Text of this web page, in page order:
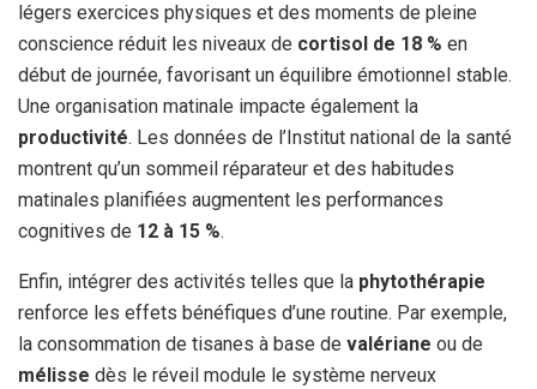
légers exercices physiques et des moments de pleine
conscience réduit les niveaux de cortisol de 18 % en
début de journée, favorisant un équilibre émotionnel stable.
Une organisation matinale impacte également la
productivité. Les données de l’Institut national de la santé
montrent qu’un sommeil réparateur et des habitudes
matinales planifiées augmentent les performances
cognitives de 12 à 15 %.
Enfin, intégrer des activités telles que la phytothérapie
renforce les effets bénéfiques d’une routine. Par exemple,
la consommation de tisanes à base de valériane ou de
mélisse dès le réveil module le système nerveux